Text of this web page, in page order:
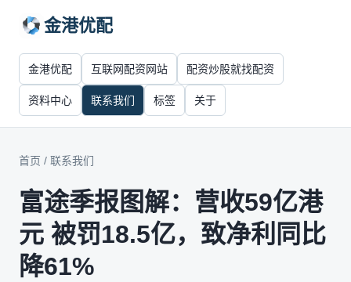
金港优配
金港优配 互联网配资网站 配资炒股就找配资
资料中心 联系我们 标签 关于
首页 / 联系我们
富途季报图解：营收59亿港
元 被罚18.5亿，致净利同比
降61%